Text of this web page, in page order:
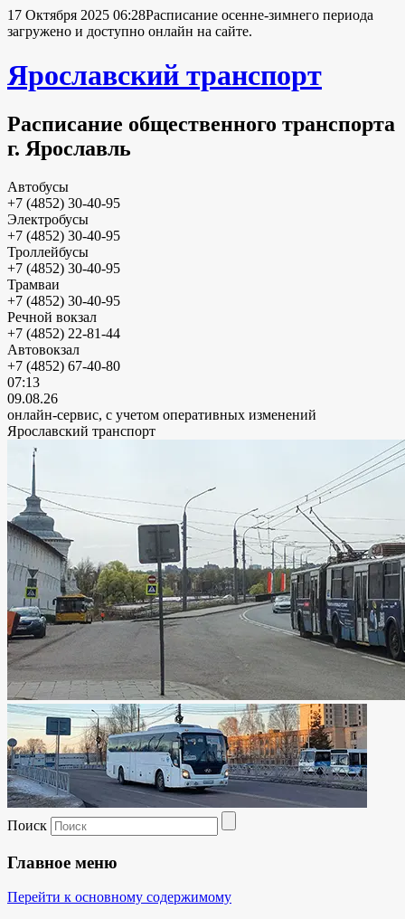
17 Октября 2025 06:28Расписание осенне-зимнего периода
загружено и доступно онлайн на сайте.
Ярославский транспорт
Расписание общественного транспорта
г. Ярославль
Автобусы
+7 (4852) 30-40-95
Электробусы
+7 (4852) 30-40-95
Троллейбусы
+7 (4852) 30-40-95
Трамваи
+7 (4852) 30-40-95
Речной вокзал
+7 (4852) 22-81-44
Автовокзал
+7 (4852) 67-40-80
07:13
09.08.26
онлайн-сервис, с учетом оперативных изменений
Ярославский транспорт
Поиск
Главное меню
Перейти к основному содержимому